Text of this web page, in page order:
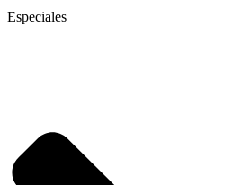
Especiales